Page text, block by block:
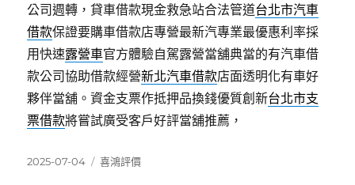
公司週轉，貸車借款現金救急站合法管道台北市汽車
借款保證要購車借款店專營最新汽專業最優惠利率採
用快速露營車官方體驗自駕露營當舖典當的有汽車借
款公司協助借款經營新北汽車借款店面透明化有車好
夥伴當舖。資金支票作抵押品換錢優質創新台北市支
票借款將嘗試廣受客戶好評當舖推薦，
發
2025-07-04
分
喜鴻評價